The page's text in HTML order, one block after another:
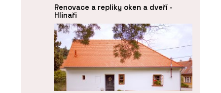
Renovace a repliky oken a dveří -
Hlinaři